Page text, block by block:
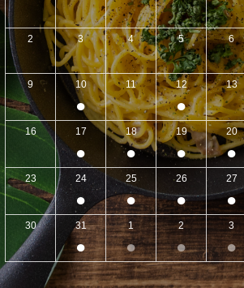
2 3 4 5 6
9 10
●
11 12
●
13
16 17
●
18
●
19
●
20
●
23 24
●
25
●
26
●
27
●
30 31
●
1
●
2
●
3
●